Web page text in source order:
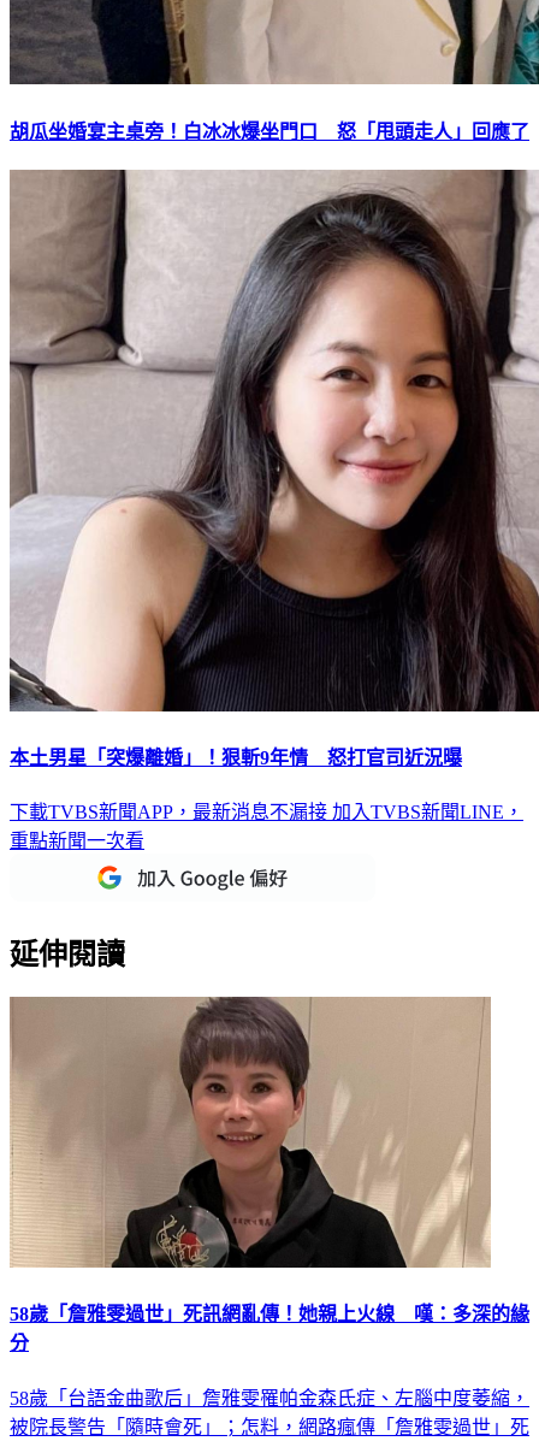
胡瓜坐婚宴主桌旁！白冰冰爆坐門口 怒「甩頭走人」回應了
本土男星「突爆離婚」！狠斬9年情 怒打官司近況曝
下載TVBS新聞APP，最新消息不漏接 加入TVBS新聞LINE，
重點新聞一次看
延伸閱讀
58歲「詹雅雯過世」死訊網亂傳！她親上火線 嘆：多深的緣
分
58歲「台語金曲歌后」詹雅雯罹帕金森氏症、左腦中度萎縮，
被院長警告「隨時會死」；怎料，網路瘋傳「詹雅雯過世」死